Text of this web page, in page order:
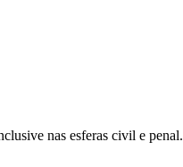
nas esferas civil e